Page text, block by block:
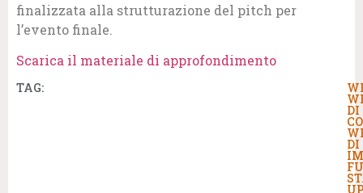
finalizzata alla strutturazione del pitch per
l’evento finale.
Scarica il materiale di approfondimento
TAG:
DI
DI